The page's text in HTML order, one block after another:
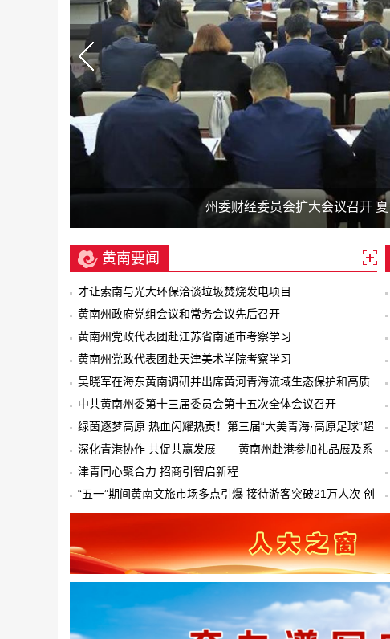
州委财经委员会扩大会议召开
才让索南与光大环保洽谈垃
吴晓军在海东黄南调研并出席黄河青海流域
中共黄南州委第十三届委员会第
黄南州召开国土绿化暨林草长制
夏吾杰调研黄南西宁老干部活动
州委财经委员会扩大会议召开
黄南要闻
才让索南与光大环保洽谈垃圾焚烧发电项目
黄南州政府党组会议和常务会议先后召开
黄南州党政代表团赴江苏省南通市考察学习
黄南州党政代表团赴天津美术学院考察学习
吴晓军在海东黄南调研并出席黄河青海流域生态保护和高质
量发展专题会
中共黄南州委第十三届委员会第十五次全体会议召开
绿茵逐梦高原 热血闪耀热贡！第三届“大美青海·高原足球”超
级联赛黄南赛区正式启幕
深化青港协作 共促共赢发展——黄南州赴港参加礼品展及系
列拜会活动成果丰硕
津青同心聚合力 招商引智启新程
“五一”期间黄南文旅市场多点引爆 接待游客突破21万人次 创
历史新高